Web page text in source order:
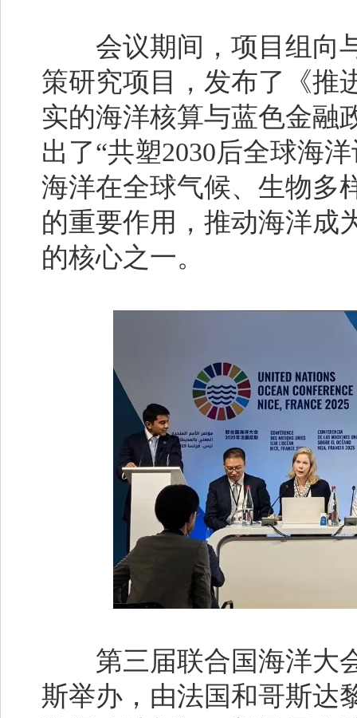
会议期间，项目组向与
策研究项目，发布了《
实的海洋核算与蓝色金融
出了“共塑2030后全球海
海洋在全球气候、生物多
的重要作用，推动海洋成
的核心之一。
第三届联合国海洋大会
斯举办，由法国和哥斯达